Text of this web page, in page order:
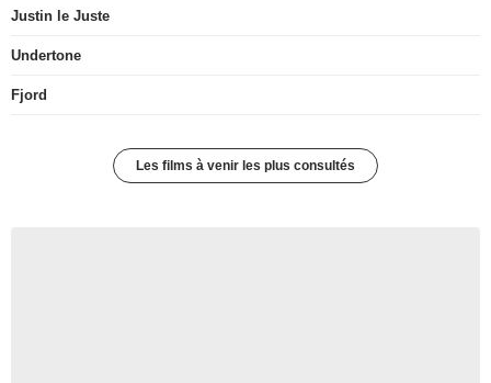
Justin le Juste
Undertone
Fjord
Les films à venir les plus consultés